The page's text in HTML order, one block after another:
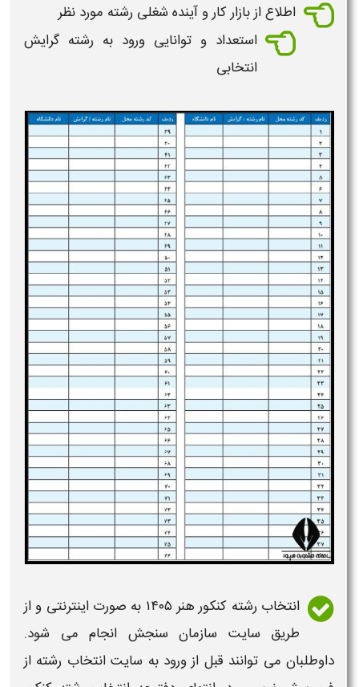
اطلاع از بازار کار و آینده شغلی رشته مورد نظر
استعداد و توانایی ورود به رشته گرایش
انتخابی
انتخاب رشته کنکور هنر ۱۴۰۵
به صورت اینترنتی و از
طریق سایت سازمان سنجش انجام می شود.
داوطلبان می توانند قبل از ورود به سایتانتخاب رشته از